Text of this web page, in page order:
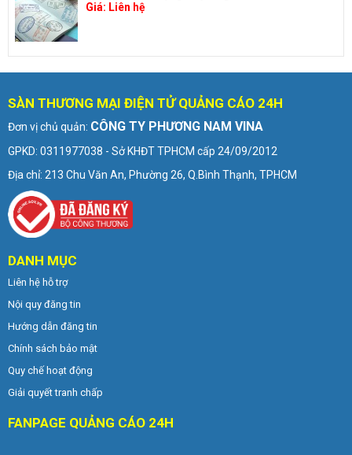
Giá: Liên hệ
SÀN THƯƠNG MẠI ĐIỆN TỬ QUẢNG CÁO 24H
Đơn vị chủ quản: CÔNG TY PHƯƠNG NAM VINA
GPKD: 0311977038 - Sở KHĐT TPHCM cấp 24/09/2012
Địa chỉ: 213 Chu Văn An, Phường 26, Q.Bình Thạnh, TPHCM
DANH MỤC
Liên hệ hỗ trợ
Nội quy đăng tin
Hướng dẫn đăng tin
Chính sách bảo mật
Quy chế hoạt động
Giải quyết tranh chấp
FANPAGE QUẢNG CÁO 24H